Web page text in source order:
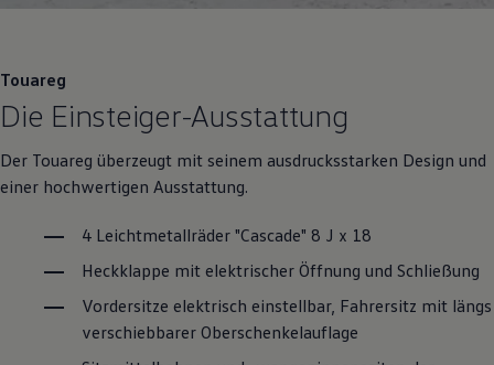
Zubehör
Modellspezifisches Zubehör
Schutz und Pflege
Transport
Entertainment und Elektronik
Wallbox und Ladekabel
Dienste für Ihr Modell finden
Volkswagen Apps, Login und Shop
Handy und Fahrzeug verbinden
Updates für Software, Karten und Radio
Touareg
Die Einsteiger-Ausstattung
Der Touareg überzeugt mit seinem ausdrucksstarken Design und
einer hochwertigen Ausstattung.
4 Leichtmetallräder "Cascade" 8 J x 18
Heckklappe mit elektrischer Öffnung und Schließung
Vordersitze elektrisch einstellbar, Fahrersitz mit längs
verschiebbarer Oberschenkelauflage